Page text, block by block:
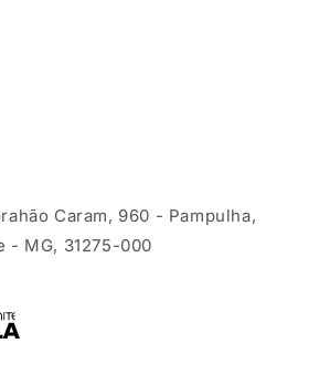
Caram, 960 - Pampulha,
- MG, 31275-000